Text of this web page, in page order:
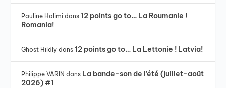
Pauline Halimi dans12 points go to… La Roumanie !
Romania!
Ghost Hildly dans12 points go to… La Lettonie ! Latvia!
Philippe VARIN dans La bande-son de l’été (juillet-août
2026) #1